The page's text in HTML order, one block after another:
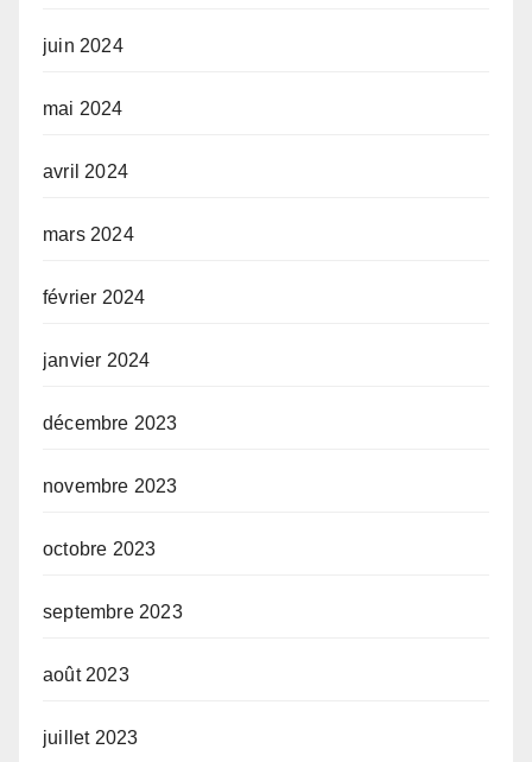
juin 2024
mai 2024
avril 2024
mars 2024
février 2024
janvier 2024
décembre 2023
novembre 2023
octobre 2023
septembre 2023
août 2023
juillet 2023